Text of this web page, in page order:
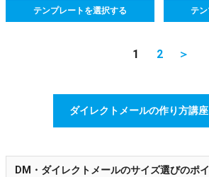
テンプレートを選択する テ
1 2 ＞
ダイレクトメールの作り方講
DM・ダイレクトメールのサイズ選びのポ